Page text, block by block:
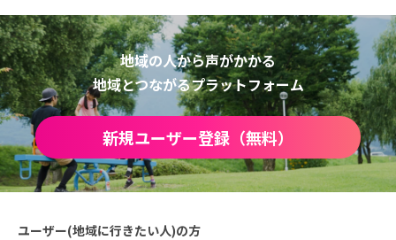
地域の人から声がかかる
地域とつながるプラットフォーム
新規ユーザー登録（無料）
ユーザー(地域に行きたい人)の方